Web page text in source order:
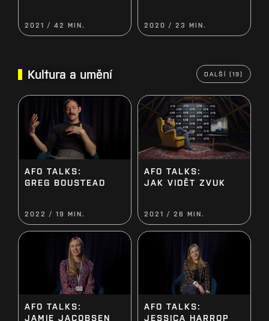
2021 / 42 MIN. 2020 / 23 MIN.
Kultura a umění DALŠÍ (19)
AFO TALKS:
GREG BOUSTEAD
2022 / 19 MIN.
AFO TALKS:
JAK VIDĚT ZVUK
2021 / 26 MIN.
AFO TALKS:
JAMIE JACOBSEN
AFO TALKS:
JESSICA HARROP